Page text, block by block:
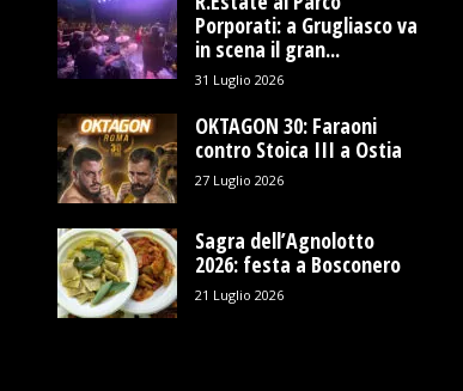
Porporati: a Grugliasco va
in scena il gran...
31 Luglio 2026
OKTAGON 30: Faraoni
contro Stoica III a Ostia
27 Luglio 2026
Sagra dell’Agnolotto
2026: festa a Bosconero
21 Luglio 2026